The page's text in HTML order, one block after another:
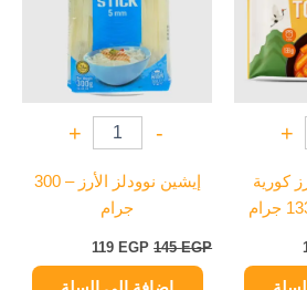
+
كورية
-
+
إيشين نوودلز الأرز – 300
جرام
145EGP
119 EGP